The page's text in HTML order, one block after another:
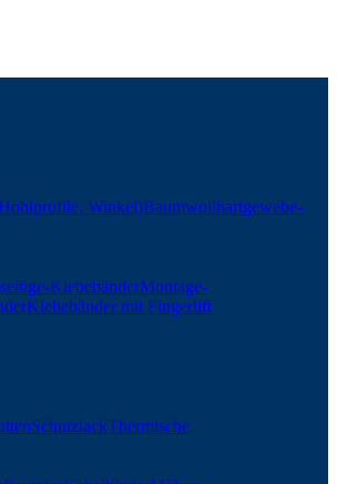
Winkel)Baumwollhartgewebe-
KlebebänderMontage-
Klebebänder mit Fingerlift
SchutzlackThermische